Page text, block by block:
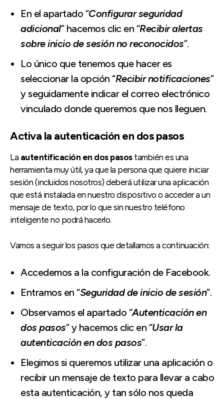
En el apartado “Configurar seguridad
adicional” hacemos clic en “Recibir alertas
sobre inicio de sesión no reconocidos”.
Lo único que tenemos que hacer es
seleccionar la opción “Recibir notificaciones”
y seguidamente indicar el correo electrónico
vinculado donde queremos que nos lleguen.
Activa la autenticación en dos pasos
La autentificación en dos pasostambién es una
herramienta muy útil, ya que la persona que quiere iniciar
sesión (incluidos nosotros) deberá utilizar una aplicación
que está instalada en nuestro dispositivo o acceder a un
mensaje de texto, por lo que sin nuestro teléfono
inteligente no podrá hacerlo.
Vamos a seguir los pasos que detallamos a continuación:
Accedemos a la configuración de Facebook.
Entramos en “Seguridad de inicio de sesión”.
Observamos el apartado “Autenticación en
dos pasos” y hacemos clic en “Usar la
autenticación en dos pasos”.
Elegimos si queremos utilizar una aplicación o
recibir un mensaje de texto para llevar a cabo
esta autenticación, y tan sólo nos queda